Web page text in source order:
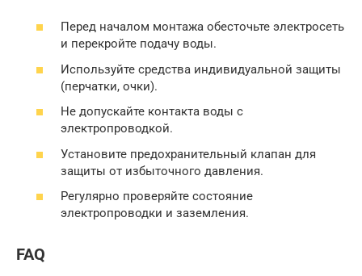
Перед началом монтажа обесточьте электросеть
и перекройте подачу воды.
Используйте средства индивидуальной защиты
(перчатки, очки).
Не допускайте контакта воды с
электропроводкой.
Установите предохранительный клапан для
защиты от избыточного давления.
Регулярно проверяйте состояние
электропроводки и заземления.
FAQ